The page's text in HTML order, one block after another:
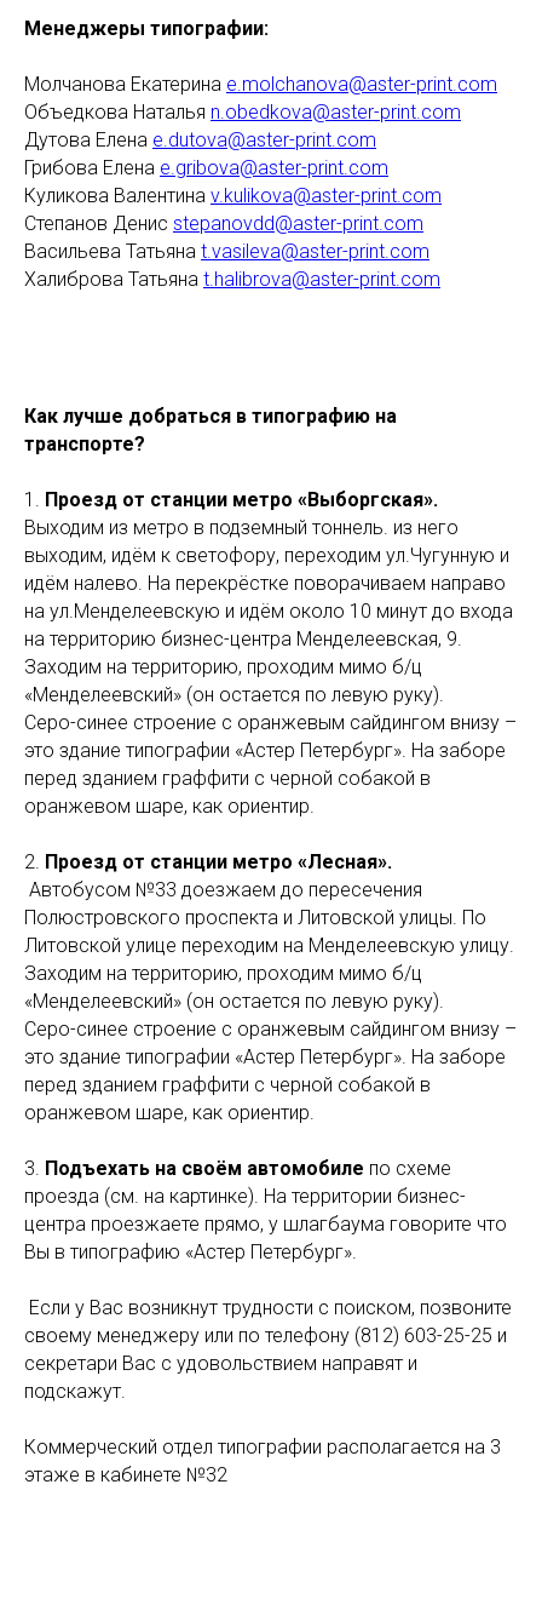
Менеджеры типографии:
Молчанова Екатерина e.molchanova@aster-print.com
Объедкова Наталья n.obedkova@aster-print.com
Дутова Елена e.dutova@aster-print.com
Грибова Елена e.gribova@aster-print.com
Куликова Валентина v.kulikova@aster-print.com
Степанов Денис stepanovdd@aster-print.com
Васильева Татьяна t.vasileva@aster-print.com
Халиброва Татьяна t.halibrova@aster-print.com
Как лучше добраться в типографию на
транспорте?
1. Проезд от станции метро «Выборгская».
Выходим из метро в подземный тоннель. из него
выходим, идём к светофору, переходим ул.Чугунную и
идём налево. На перекрёстке поворачиваем направо
на ул.Менделеевскую и идём около 10 минут до входа
на территорию бизнес-центра Менделеевская, 9.
Заходим на территорию, проходим мимо б/ц
«Менделеевский» (он остается по левую руку).
Серо-синее строение с оранжевым сайдингом внизу –
это здание типографии «Астер Петербург». На заборе
перед зданием граффити с черной собакой в
оранжевом шаре, как ориентир.
2. Проезд от станции метро «Лесная».
Автобусом №33 доезжаем до пересечения
Полюстровского проспекта и Литовской улицы. По
Литовской улице переходим на Менделеевскую улицу.
Заходим на территорию, проходим мимо б/ц
«Менделеевский» (он остается по левую руку).
Серо-синее строение с оранжевым сайдингом внизу –
это здание типографии «Астер Петербург». На заборе
перед зданием граффити с черной собакой в
оранжевом шаре, как ориентир.
3. Подъехать на своём автомобиле по схеме
проезда (см. на картинке). На территории бизнес-
центра проезжаете прямо, у шлагбаума говорите что
Вы в типографию «Астер Петербург».
Если у Вас возникнут трудности с поиском, позвоните
своему менеджеру или по телефону (812) 603-25-25 и
секретари Вас с удовольствием направят и
подскажут.
Коммерческий отдел типографии располагается на 3
этаже в кабинете №32